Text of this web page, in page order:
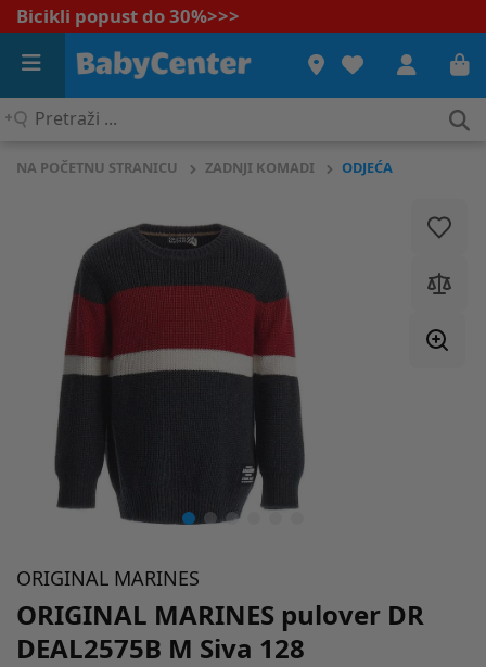
Bicikli popust do 30%>>>
Pretraži
NA POČETNU STRANICU ZADNJI KOMADI ODJEĆA
ORIGINAL MARINES
ORIGINAL MARINES pulover DR
DEAL2575B M Siva 128